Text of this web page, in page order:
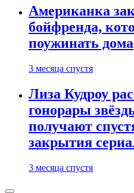
Американка
бойфренда,
поужинать дома
3 месяца спустя
Лиза Кудроу
гонорары
получают
закрытия
3 месяца спустя